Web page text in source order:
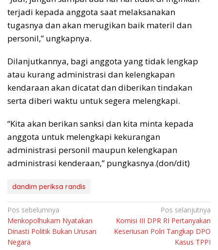
terjadi kepada anggota saat melaksanakan
tugasnya dan akan merugikan baik materil dan
personil,” ungkapnya.
Dilanjutkannya, bagi anggota yang tidak lengkap
atau kurang administrasi dan kelengkapan
kendaraan akan dicatat dan diberikan tindakan
serta diberi waktu untuk segera melengkapi.
“Kita akan berikan sanksi dan kita minta kepada
anggota untuk melengkapi kekurangan
administrasi personil maupun kelengkapan
administrasi kenderaan,” pungkasnya.(don/dit)
dandim periksa randis
Navigasi
pos
Pos sebelumnya
Menkopolhukam Nyatakan
Dinasti Politik Bukan Urusan
Negara
Pos selanjutnya
Komisi III DPR RI Pertanyakan
Keseriusan Polri Tangkap DPO
Kasus TPPI